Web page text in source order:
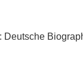
Deutsche